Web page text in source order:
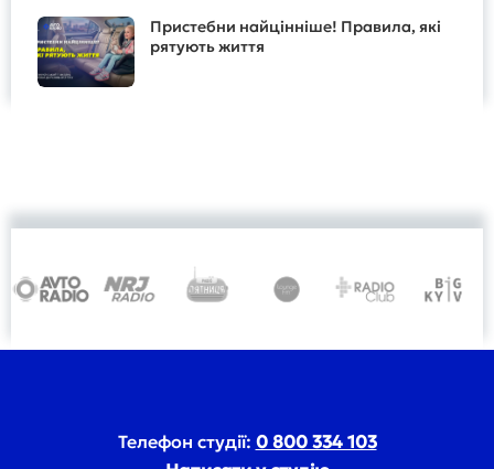
Пристебни найцінніше! Правила, які
рятують життя
Телефон студії: 0 800 334 103